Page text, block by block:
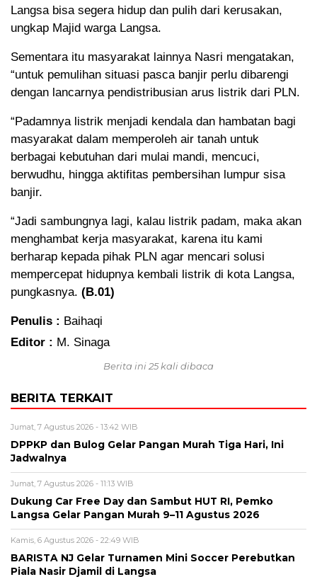
Langsa bisa segera hidup dan pulih dari kerusakan,
ungkap Majid warga Langsa.
Sementara itu masyarakat lainnya Nasri mengatakan,
“untuk pemulihan situasi pasca banjir perlu dibarengi
dengan lancarnya pendistribusian arus listrik dari PLN.
“Padamnya listrik menjadi kendala dan hambatan bagi
masyarakat dalam memperoleh air tanah untuk
berbagai kebutuhan dari mulai mandi, mencuci,
berwudhu, hingga aktifitas pembersihan lumpur sisa
banjir.
“Jadi sambungnya lagi, kalau listrik padam, maka akan
menghambat kerja masyarakat, karena itu kami
berharap kepada pihak PLN agar mencari solusi
mempercepat hidupnya kembali listrik di kota Langsa,
pungkasnya. (B.01)
Penulis : Baihaqi
Editor : M. Sinaga
Berita ini 25 kali dibaca
BERITA TERKAIT
Jumat, 7 Agustus 2026 - 13:42 WIB
DPPKP dan Bulog Gelar Pangan Murah Tiga Hari, Ini
Jadwalnya
Jumat, 7 Agustus 2026 - 11:13 WIB
Dukung Car Free Day dan Sambut HUT RI, Pemko
Langsa Gelar Pangan Murah 9–11 Agustus 2026
Kamis, 6 Agustus 2026 - 22:49 WIB
BARISTA NJ Gelar Turnamen Mini Soccer Perebutkan
Piala Nasir Djamil di Langsa